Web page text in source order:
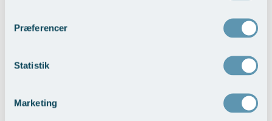
Præferencer
Statistik
Marketing
Trådløft ansigt